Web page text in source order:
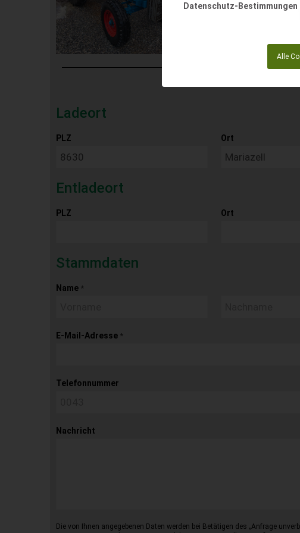
Datenschutz-Bestimmungen
Alle
Ladeort
PLZ Ort
Entladeort
PLZ Ort
Stammdaten
Name *
E-Mail-Adresse *
Telefonnummer
Nachricht
Die von Ihnen angegebenen Daten werden bei Betätigen des „Anfrage